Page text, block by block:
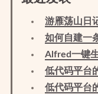
游雁荡山日
如何自建一
Alfred一键
低代码平台
低代码平台